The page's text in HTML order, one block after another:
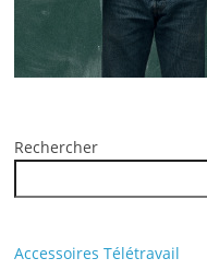
Rechercher
Accessoires Télétravail